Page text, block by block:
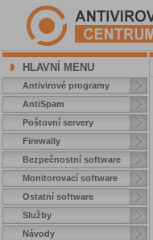
HLAVNÍ MENU
Antivirové programy
AntiSpam
Poštovní servery
Firewally
Bezpečnostní software
Monitorovací software
Ostatní software
Služby
Návody